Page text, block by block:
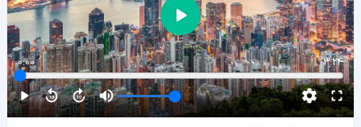
3:24
0:00